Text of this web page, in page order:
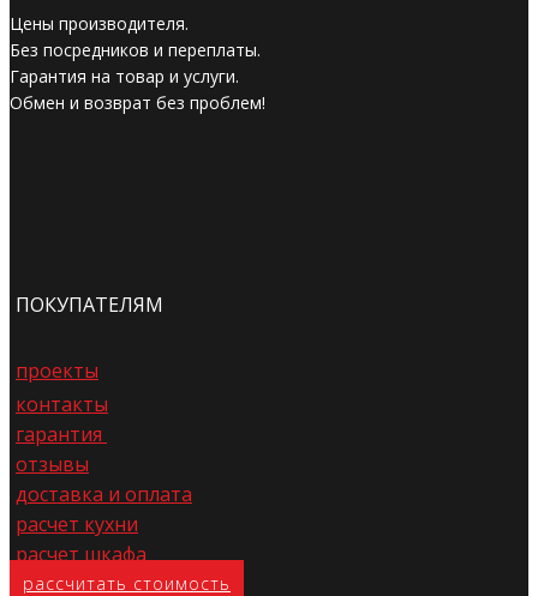
Цены производителя.
Без посредников и переплаты.
Гарантия на товар и услуги.
Обмен и возврат без проблем!
ПОКУПАТЕЛЯМ
проекты
контакты
гарантия
отзывы
доставка и оплата
расчет кухни
расчет шкафа
расс​читать стоимость